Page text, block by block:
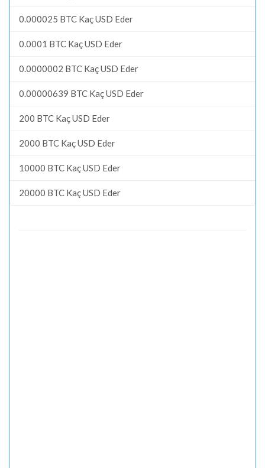
0.000025 BTC Kaç USD Eder
0.0001 BTC Kaç USD Eder
0.0000002 BTC Kaç USD Eder
0.00000639 BTC Kaç USD Eder
200 BTC Kaç USD Eder
2000 BTC Kaç USD Eder
10000 BTC Kaç USD Eder
20000 BTC Kaç USD Eder